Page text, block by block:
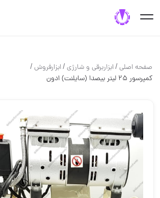
صفحه اصلی/ابزاربرقی و شارژی/ابزارفروش/
کمپرسور ۲۵ لیتر بیصدا (سایلنت) ادون